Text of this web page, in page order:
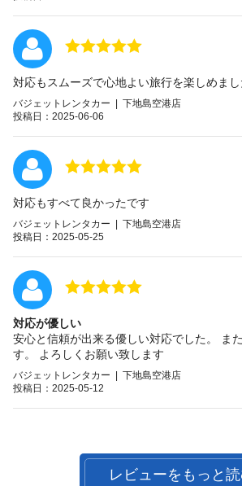
対応もスムーズで心地よい旅行を楽しめまし
バジェットレンタカー | 下地島空港店
投稿日：2025-06-06
対応もすべて良かったです
バジェットレンタカー | 下地島空港店
投稿日：2025-05-25
対応が優しい
安心と信頼が出来る優しい対応でした。 ま
す。 よろしくお願い致します
バジェットレンタカー | 下地島空港店
投稿日：2025-05-12
レビューをもっと